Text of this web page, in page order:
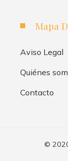
Mapa
Aviso Legal
Quiénes
Contacto
©